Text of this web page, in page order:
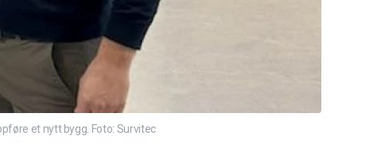
et nytt bygg. Foto: Survitec